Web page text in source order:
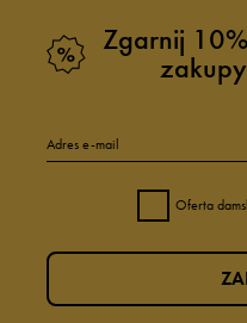
Zgarnij
Adres e-mail
Oferta